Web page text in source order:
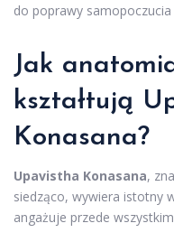
do poprawy
Jak
kształtują
Konasana?
Upavistha Konasana,
siedząco, wywiera istotny
angażuje przede